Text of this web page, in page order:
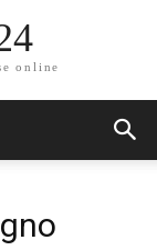
online